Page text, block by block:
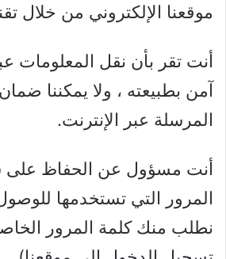
موقعنا الإلكتروني من خلال
أنت تقر بأن نقل المعلومات
آمن بطبيعته ، ولا يمكننا
المرسلة عبر الإنترنت.
أنت مسؤول عن الحفاظ على
المرور التي تستخدمها
نطلب منك كلمة المرور